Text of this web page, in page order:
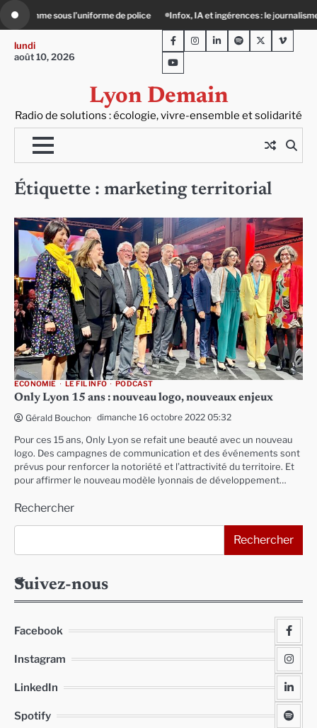
content
de police Infox, IA et ingérences : le journalisme peut-il encore lutter ?
lundi
août 10, 2026
Lyon Demain
Radio de solutions : écologie, vivre-ensemble et solidarité
FacebookInstagram
LinkedInSpotifyTwitterViméo
Youtube
Étiquette : marketing territorial
ECONOMIE LE FIL INFO PODCAST
Only Lyon 15 ans : nouveau logo, nouveaux enjeux
Gérald Bouchon dimanche 16 octobre 2022 05:32
Pour ces 15 ans, Only Lyon se refait une beauté avec un nouveau
logo. Des campagnes de communication et des événements sont
prévus pour renforcer la notoriété et l’attractivité du territoire. Et
pour affirmer le nouveau modèle lyonnais de développement…
Rechercher
Rechercher
Suivez-nous
Facebook
Instagram
LinkedIn
Spotify